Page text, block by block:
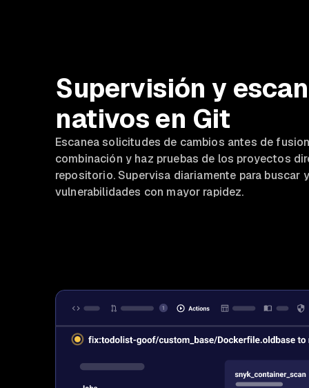
Supervisión y
nativos en Git
Escanea solicitudes de cambios antes de
combinación y haz pruebas de los proyectos
repositorio. Supervisa diariamente para buscar
vulnerabilidades con mayor rapidez.